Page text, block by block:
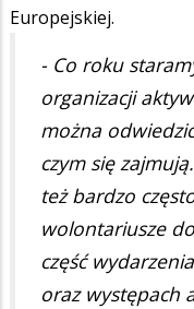
Europejskiej.
- Co roku
organizacji
można
czym się
też bardzo
wolontariusze
część
oraz występach